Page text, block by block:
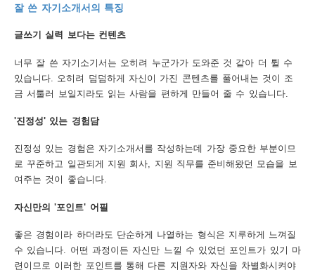
잘 쓴 자기소개서의 특징
글쓰기 실력 보다는 컨텐츠
너무 잘 쓴 자기소기서는 오히려 누군가가 도와준 것 같아 더 튈 수
있습니다. 오히려 덤덤하게 자신이 가진 콘텐츠를 풀어내는 것이 조
금 서툴러 보일지라도 읽는 사람을 편하게 만들어 줄 수 있습니다.
'진정성' 있는 경험담
진정성 있는 경험은 자기소개서를 작성하는데 가장 중요한 부분이므
로 꾸준하고 일관되게 지원 회사, 지원 직무를 준비해왔던 모습을 보
여주는 것이 좋습니다.
자신만의 '포인트' 어필
좋은 경험이라 하더라도 단순하게 나열하는 형식은 지루하게 느껴질
수 있습니다. 어떤 과정이든 자신만 느낄 수 있었던 포인트가 있기 마
련이므로 이러한 포인트를 통해 다른 지원자와 자신을 차별화시켜야